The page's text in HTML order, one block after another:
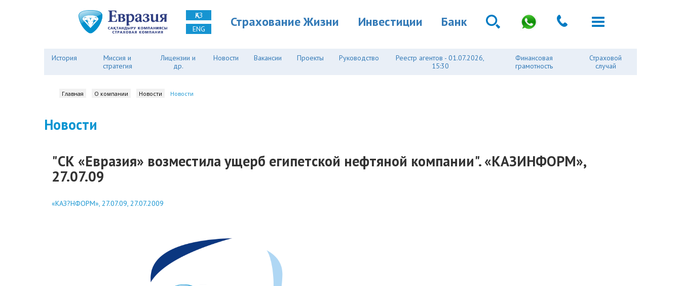
ҚАЗ
ENG
Страхование Жизни Инвестиции Банк
История
Миссия и
стратегия
Лицензии и
др.
Новости Вакансии Проекты Руководство
Реестр агентов - 01.07.2026,
15:30
Финансовая
грамотность
Страховой
случай
Главная О компании Новости Новости
Новости
"СК «Евразия» возместила ущерб египетской нефтяной компании". «КАЗИНФОРМ»,
27.07.09
«КАЗ?НФОРМ», 27.07.09, 27.07.2009